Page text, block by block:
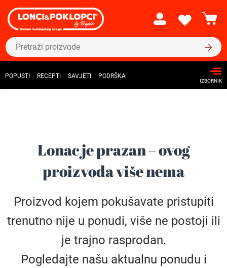
POPUSTI RECEPTI SAVJETI PODRŠKA
IZBORNIK
Lonac je prazan – ovog
proizvoda više nema
Proizvod kojem pokušavate pristupiti
trenutno nije u ponudi, više ne postoji ili
je trajno rasprodan.
Pogledajte našu aktualnu ponudu i